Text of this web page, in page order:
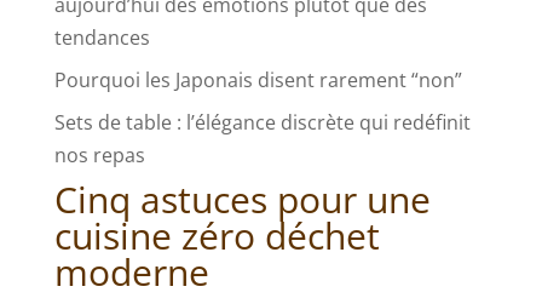
tendances
Pourquoi les Japonais disent rarement “non”
Sets de table : l’élégance discrète qui redéfinit
nos repas
Cinq astuces pour une
cuisine zéro déchet
moderne